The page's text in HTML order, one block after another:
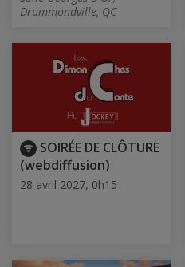
Drummondville, QC
SOIRÉE DE CLÔTURE
(webdiffusion)
28 avril 2027, 0h15